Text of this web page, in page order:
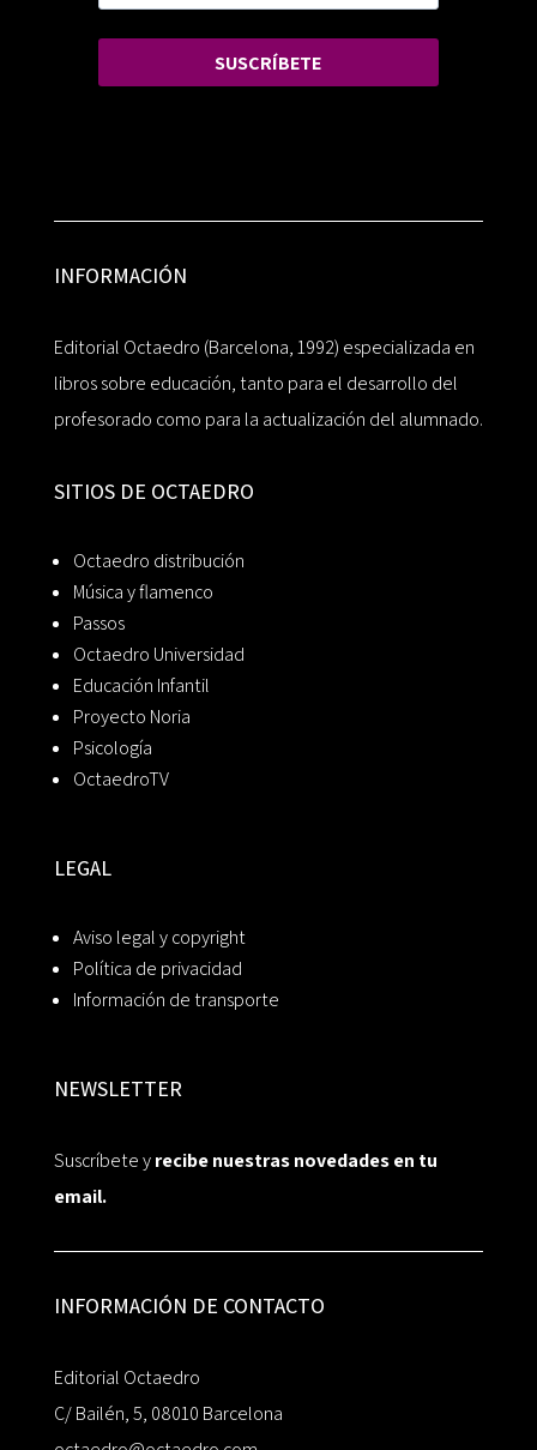
SUSCRÍBETE
INFORMACIÓN
Editorial Octaedro (Barcelona, 1992) especializada en
libros sobre educación, tanto para el desarrollo del
profesorado como para la actualización del alumnado.
SITIOS DE OCTAEDRO
Octaedro distribución
Música y flamenco
Passos
Octaedro Universidad
Educación Infantil
Proyecto Noria
Psicología
OctaedroTV
LEGAL
Aviso legal y copyright
Política de privacidad
Información de transporte
NEWSLETTER
Suscríbete yrecibe nuestras novedades en tu
email.
INFORMACIÓN DE CONTACTO
Editorial Octaedro
C/ Bailén, 5, 08010 Barcelona